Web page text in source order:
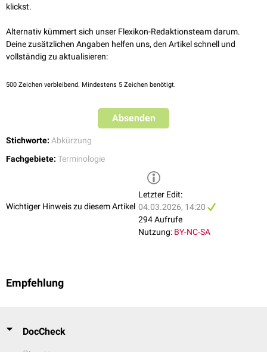
klickst.
Alternativ kümmert sich unser Flexikon-Redaktionsteam darum.
Deine zusätzlichen Angaben helfen uns, den Artikel schnell und
vollständig zu aktualisieren:
500 Zeichen verbleibend. Mindestens 5 Zeichen benötigt.
Absenden
Stichworte: Abkürzung
Fachgebiete: Terminologie
Wichtiger Hinweis zu diesem Artikel
Letzter Edit:
04.03.2026, 14:20
294 Aufrufe
Nutzung: BY-NC-SA
Empfehlung
DocCheck